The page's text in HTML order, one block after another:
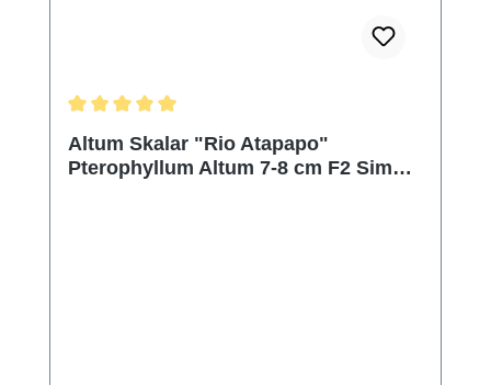
Altum Skalar "Rio Atapapo"
Pterophyllum Altum 7-8 cm F2 Simon